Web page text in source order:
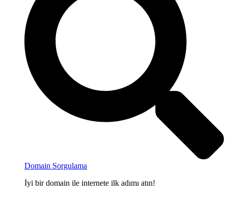
Domain Sorgulama
İyi bir domain ile internete ilk adımı atın!